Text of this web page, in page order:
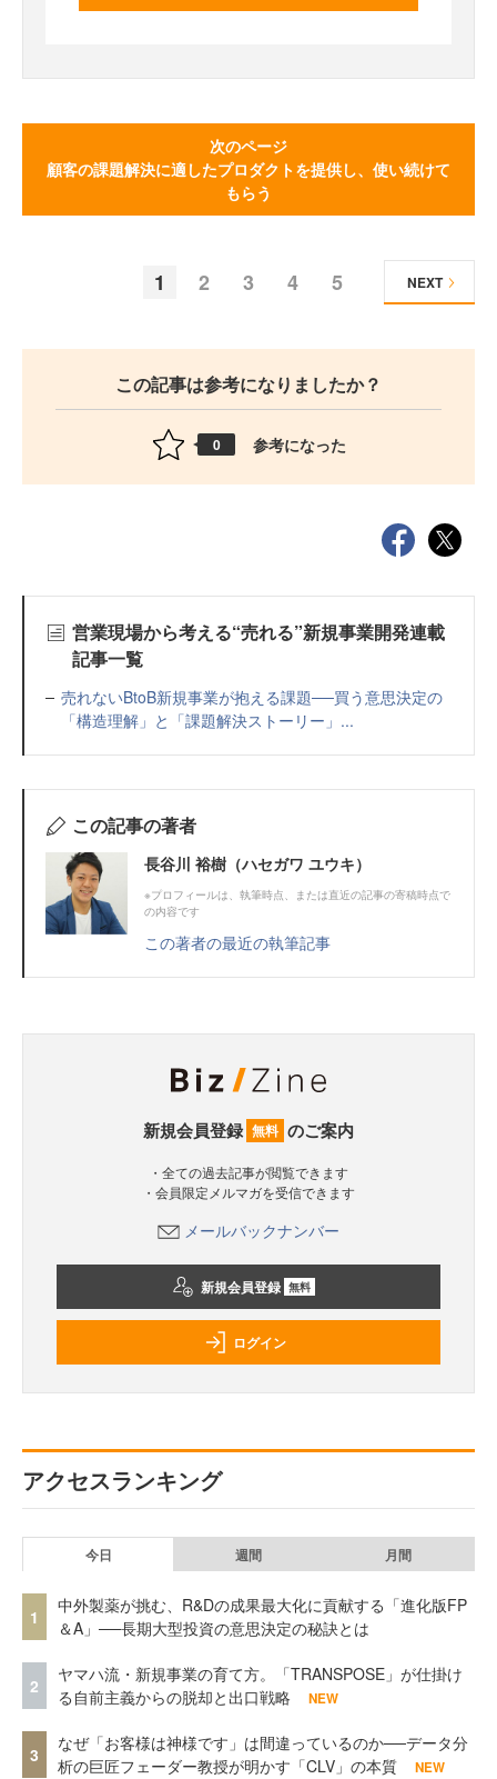
次のページ
顧客の課題解決に適したプロダクトを提供し、使い続けて
もらう
1 2 3 4 5 NEXT
この記事は参考になりましたか？
0 参考になった
営業現場から考える“売れる”新規事業開発連載
記事一覧
売れないBtoB新規事業が抱える課題──買う意思決定の
「構造理解」と「課題解決ストーリー」...
この記事の著者
長谷川 裕樹（ハセガワ ユウキ）
※プロフィールは、執筆時点、または直近の記事の寄稿時点で
の内容です
この著者の最近の執筆記事
新規会員登録 無料 のご案内
・全ての過去記事が閲覧できます
・会員限定メルマガを受信できます
メールバックナンバー
新規会員登録 無料
ログイン
アクセスランキング
今日 週間 月間
1
中外製薬が挑む、R&Dの成果最大化に貢献する「進化版FP
＆A」──長期大型投資の意思決定の秘訣とは
2
ヤマハ流・新規事業の育て方。「TRANSPOSE」が仕掛け
る自前主義からの脱却と出口戦略
NEW
3
なぜ「お客様は神様です」は間違っているのか──データ分
析の巨匠フェーダー教授が明かす「CLV」の本質
NEW